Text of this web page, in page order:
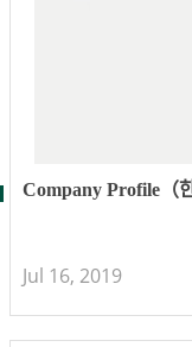
Company Profile（
Jul 16, 2019